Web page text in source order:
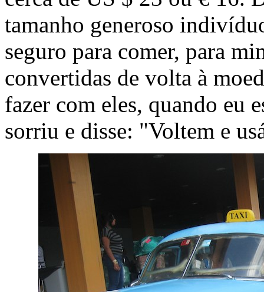
tamanho generoso
seguro para comer, para
convertidas de volta à
fazer com eles, quando eu
sorriu e disse: "Voltem e